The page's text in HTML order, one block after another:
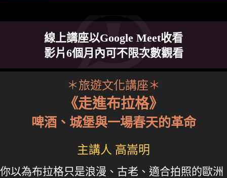
線上講座以Google Meet收看
影片6個月內可不限次數觀看
＊旅遊文化講座＊
《走進布拉格》
啤酒、城堡與一場春天的革命
主講人 高嵩明
你以為布拉格只是浪漫、古老、適合拍照的歐洲